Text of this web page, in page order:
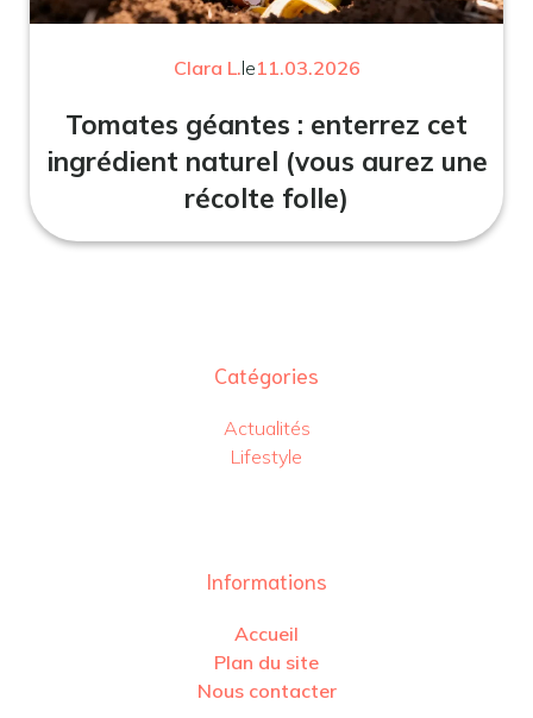
Clara L.le11.03.2026
Tomates géantes : enterrez cet
ingrédient naturel (vous aurez une
récolte folle)
Catégories
Actualités
Lifestyle
Informations
Accueil
Plan du site
Nous contacter